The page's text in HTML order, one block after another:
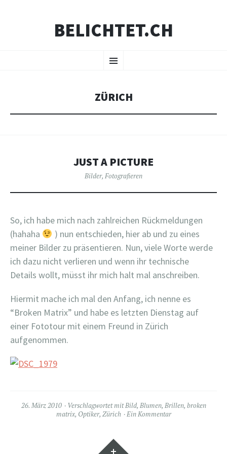
BELICHTET.CH
Menü
INHALT
ZÜRICH
JUST A PICTURE
Bilder, Fotografieren
So, ich habe mich nach zahlreichen Rückmeldungen
(hahaha
) nun entschieden, hier ab und zu eines
meiner Bilder zu präsentieren. Nun, viele Worte werde
ich dazu nicht verlieren und wenn ihr technische
Details wollt, müsst ihr mich halt mal anschreiben.
Hiermit mache ich mal den Anfang, ich nenne es
“Broken Matrix” und habe es letzten Dienstag auf
einer Fototour mit einem Freund in Zürich
aufgenommen.
26. März 2010 Verschlagwortet mitBild, Blumen, Brillen, broken
matrix, Optiker, Zürich Ein Kommentar
Widgets